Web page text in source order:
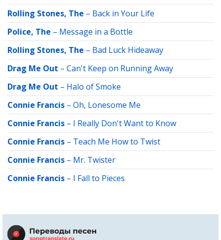
Rolling Stones, The – Back in Your Life
Police, The – Message in a Bottle
Rolling Stones, The – Bad Luck Hideaway
Drag Me Out – Can't Keep on Running Away
Drag Me Out – Halo of Smoke
Connie Francis – Oh, Lonesome Me
Connie Francis – I Really Don't Want to Know
Connie Francis – Teach Me How to Twist
Connie Francis – Mr. Twister
Connie Francis – I Fall to Pieces